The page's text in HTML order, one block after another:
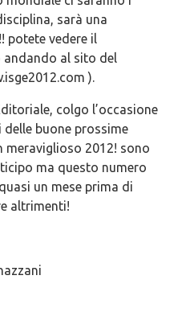
sarà una
potete vedere il
al sito del
).
colgo l’occasione
buone prossime
meraviglioso 2012! sono
ma questo numero
un mese prima di
altrimenti!